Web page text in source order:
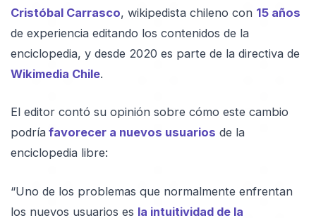
Cristóbal Carrasco, wikipedista chileno con 15 años
de experiencia editando los contenidos de la
enciclopedia, y desde 2020 es parte de la directiva de
Wikimedia Chile.
El editor contó su opinión sobre cómo este cambio
podríafavorecer a nuevos usuarios de la
enciclopedia libre:
“Uno de los problemas que normalmente enfrentan
los nuevos usuarios es la intuitividad de la